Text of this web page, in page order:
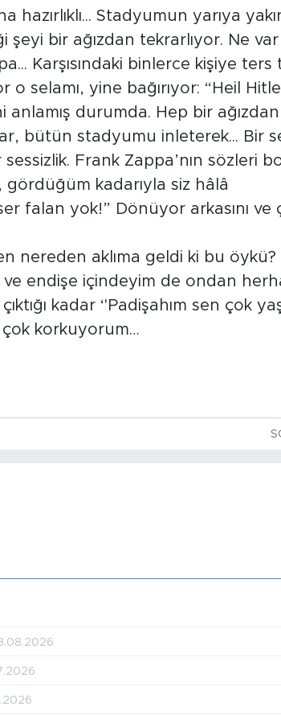
Stadyumun yarıya
şeyi bir ağızdan tekrarlıyor. Ne var
Karşısındaki binlerce kişiye ters
o selamı, yine bağırıyor: “Heil
anlamış durumda. Hep bir ağızdan;
bütün stadyumu inleterek... Bir
Frank Zappa’nın sözleri
kadarıyla siz hâlâ
falan yok!” Dönüyor arkasını ve
nereden aklıma geldi ki bu öykü?
endişe içindeyim de ondan
kadar ‘'Padişahım sen çok
çok korkuyorum…